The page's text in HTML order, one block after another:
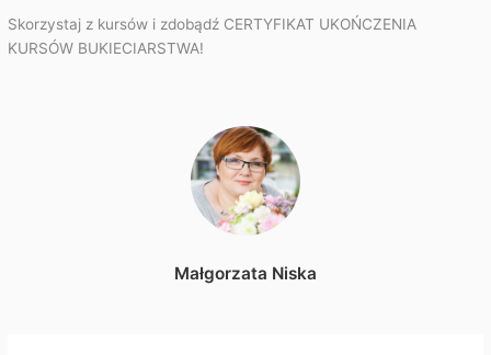
Skorzystaj z kursów i zdobądź CERTYFIKAT UKOŃCZENIA
KURSÓW BUKIECIARSTWA!
Małgorzata Niska